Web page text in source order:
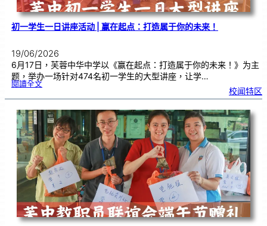
初一学生一日讲座活动 | 赢在起点：打造属于你的未来！
19/06/2026
6月17日，芙蓉中华中学以《赢在起点：打造属于你的未来！》为主
题，举办一场针对474名初一学生的大型讲座，让学…
閱讀全文:初
生
日
讲
座
活
动
赢
在
起
点
：
打
造
属
于
你
的
未
来
！
校闻特区